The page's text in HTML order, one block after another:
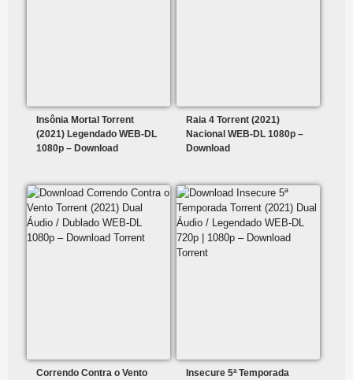
Insônia Mortal Torrent
(2021) Legendado WEB-DL
1080p – Download
Raia 4 Torrent (2021)
Nacional WEB-DL 1080p –
Download
Correndo Contra o Vento
Insecure 5ª Temporada